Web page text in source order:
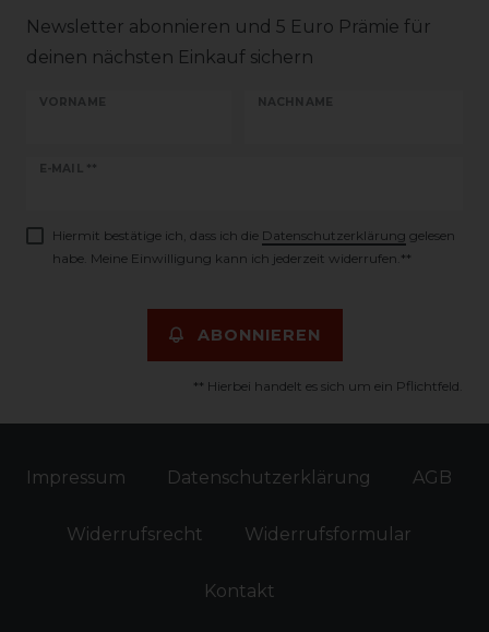
Newsletter abonnieren und 5 Euro Prämie für
deinen nächsten Einkauf sichern
VORNAME NACHNAME
E-MAIL **
Newsletter
Hiermit bestätige ich, dass ich die Daten­schutz­erklärung gelesen
habe. Meine Einwilligung kann ich jederzeit widerrufen.**
ABONNIEREN
** Hierbei handelt es sich um ein Pflichtfeld.
Impressum Daten­schutz­erklärung AGB
Widerrufs­recht Widerrufs­formular
Kontakt